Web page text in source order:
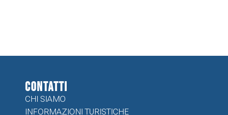
CONTATTI
CHI SIAMO
INFORMAZIONI TURISTICHE